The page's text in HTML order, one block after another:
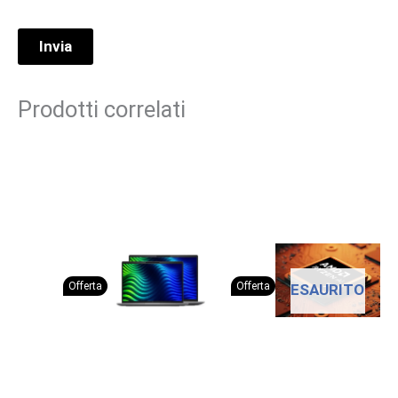
Prodotti correlati
Offerta Offerta ESAURITO